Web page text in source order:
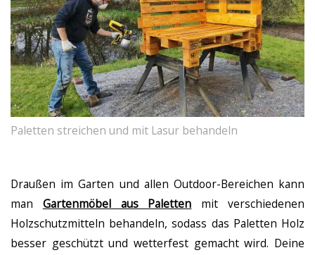
Paletten streichen und mit Lasur behandeln
Draußen im Garten und allen Outdoor-Bereichen kann
man Gartenmöbel aus Paletten mit verschiedenen
Holzschutzmitteln behandeln, sodass das Paletten Holz
besser geschützt und wetterfest gemacht wird. Deine